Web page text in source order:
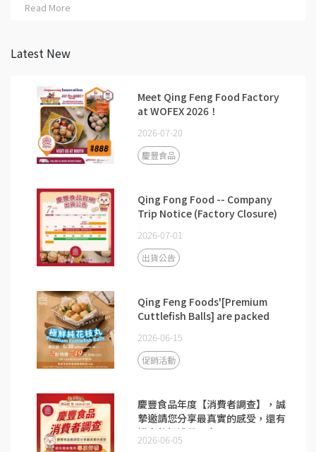
Read More
Latest New
Meet Qing Feng Food Factory
at WOFEX 2026！
2026-07-20
慶豐食品
Qing Fong Food -- Company
Trip Notice (Factory Closure)
2026-07-01
出貨公告
Qing Feng Foods'[Premium
Cuttlefish Balls] are packed
packs for just NT$749 before
June 30!
2026-06-15
促銷活動
慶豐食品年度【消費者調查】，誠
摯邀請您分享最真實的感受，還有
機會將好禮帶回家。
2026-06-05